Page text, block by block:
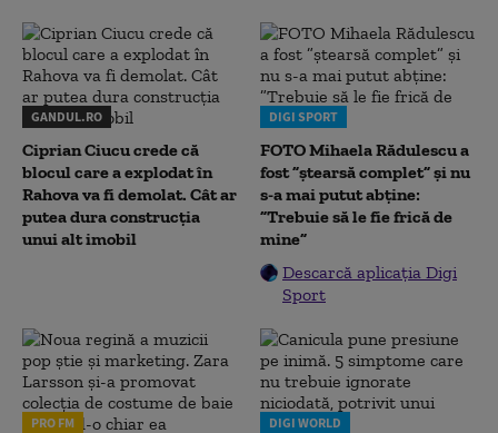
GANDUL.RO
Ciprian Ciucu crede că
blocul care a explodat în
Rahova va fi demolat. Cât ar
putea dura construcția
unui alt imobil
DIGI SPORT
FOTO Mihaela Rădulescu a
fost ”ștearsă complet” și nu
s-a mai putut abține:
”Trebuie să le fie frică de
mine”
Descarcă aplicația Digi
Sport
PRO FM DIGI WORLD